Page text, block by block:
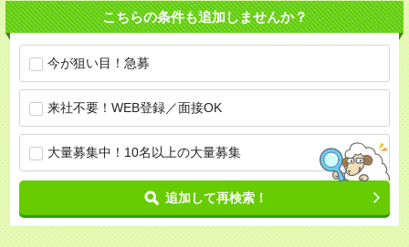
こちらの条件も追加しませんか？
今が狙い目！急募
来社不要！WEB登録／面接OK
大量募集中！10名以上の大量募集
追加して再検索！